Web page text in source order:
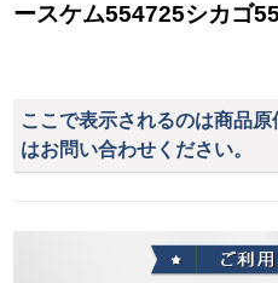
ースケム554725シカゴ
ここで表示されるのは商品
はお問い合わせください。